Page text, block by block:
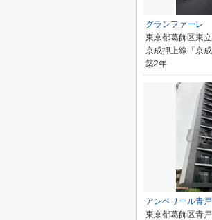
グランファーレ
東京都葛飾区東
京成押上線「京
築2年
アンベリール青戸
東京都葛飾区青